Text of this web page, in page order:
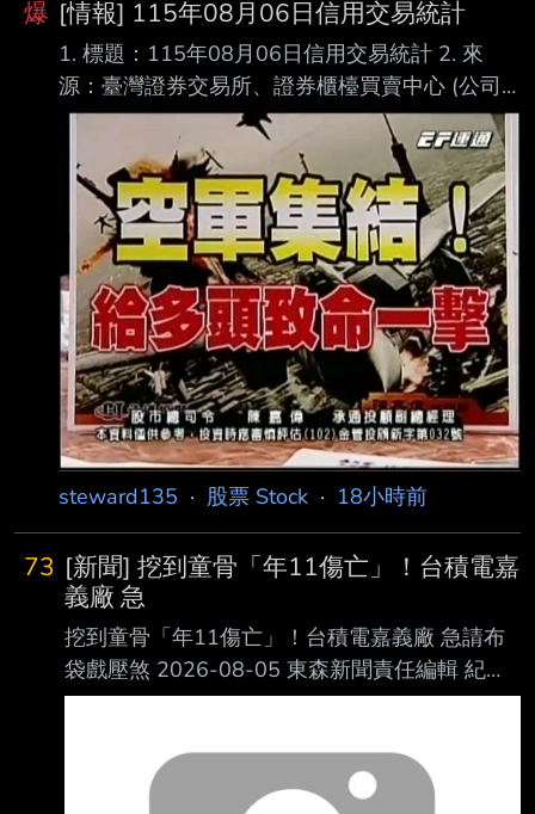
爆 [情報] 115年08月06日信用交易統計
1. 標題：115年08月06日信用交易統計 2. 來
源：臺灣證券交易所、證券櫃檯買賣中心 (公司
名、網站名) 3. 網址：https://reurl.cc/E2xlzv
https://reurl.cc/V3AOXA (請善用縮網址工具) 4.
內文： 115年08月06日信用交易統計 項目 買進
賣出 現金(券)償還 前日餘額 今日餘額 融資(交易
單位) 361,806 300,476 4,257 8,901,189
8,958,262 融券(交易單位) 28,775 25,282
1,813 197
steward135 · 股票 Stock · 18小時前
73 [新聞] 挖到童骨「年11傷亡」！台積電嘉
義廠 急
挖到童骨「年11傷亡」！台積電嘉義廠 急請布
袋戲壓煞 2026-08-05 東森新聞責任編輯 紀心
賢 台積電嘉義廠施工期間，工安事故頻傳。
區的先進封裝廠，在施工期間因為工安事故頻
傳，至今已累計造成 2人死亡、5人重傷、4人輕